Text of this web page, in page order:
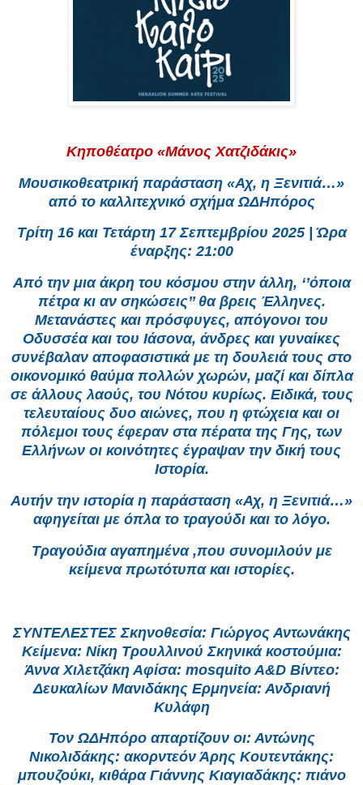
Κηποθέατρο «Μάνος Χατζιδάκις»
Μουσικοθεατρική παράσταση «Αχ, η Ξενιτιά…»
από το καλλιτεχνικό σχήμα ΩΔΗπόρος
Τρίτη 16 και Τετάρτη 17 Σεπτεμβρίου 2025 | Ώρα
έναρξης: 21:00
Από την μια άκρη του κόσμου στην άλλη, ‘’όποια
πέτρα κι αν σηκώσεις’’ θα βρεις Έλληνες.
Μετανάστες και πρόσφυγες, απόγονοι του
Οδυσσέα και του Ιάσονα, άνδρες και γυναίκες
συνέβαλαν αποφασιστικά με τη δουλειά τους στο
οικονομικό θαύμα πολλών χωρών, μαζί και δίπλα
σε άλλους λαούς, του Νότου κυρίως. Ειδικά, τους
τελευταίους δυο αιώνες, που η φτώχεια και οι
πόλεμοι τους έφεραν στα πέρατα της Γης, των
Ελλήνων οι κοινότητες έγραψαν την δική τους
Ιστορία.
Αυτήν την ιστορία η παράσταση «Αχ, η Ξενιτιά…»
αφηγείται με όπλα το τραγούδι και το λόγο.
Τραγούδια αγαπημένα ,που συνομιλούν με
κείμενα πρωτότυπα και ιστορίες.
ΣΥΝΤΕΛΕΣΤΕΣ Σκηνοθεσία: Γιώργος Αντωνάκης
Κείμενα: Νίκη Τρουλλινού Σκηνικά κοστούμια:
Άννα Χιλετζάκη Αφίσα: mosquito A&D Βίντεο:
Δευκαλίων Μανιδάκης Ερμηνεία: Ανδριανή
Κυλάφη
Τον ΩΔΗπόρο απαρτίζουν οι: Αντώνης
Νικολιδάκης: ακορντεόν Άρης Κουτεντάκης:
μπουζούκι, κιθάρα Γιάννης Κιαγιαδάκης: πιάνο